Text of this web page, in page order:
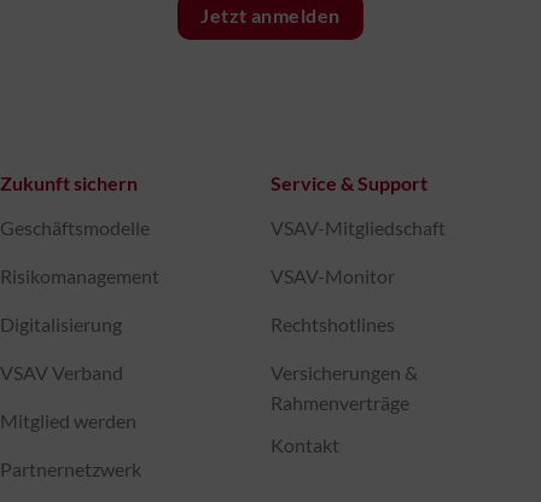
Jetzt anmelden
Zukunft sichern
Geschäftsmodelle
Risikomanagement
Digitalisierung
VSAV Verband
Mitglied werden
Partnernetzwerk
Service & Support
VSAV-Mitgliedschaft
VSAV-Monitor
Rechtshotlines
Versicherungen &
Rahmenverträge
Kontakt